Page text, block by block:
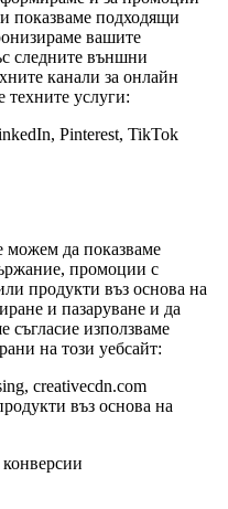
показваме подходящи
вашите
следните външни
канали за онлайн
техните услуги:
Pinterest, TikTok
можем да показваме
промоции с
продукти въз основа на
и пазаруване и да
съгласие използваме
на този уебсайт:
creativecdn.com
въз основа на